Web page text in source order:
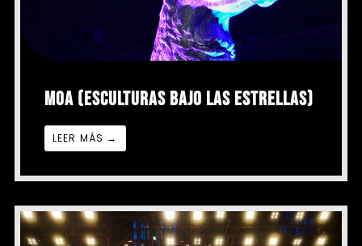
MOA (ESCULTURAS BAJO LAS ESTRELLAS)
LEER MÁS →